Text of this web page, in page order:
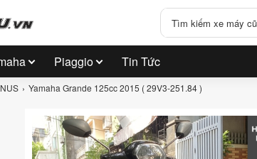
Piaggio Tin Tức
Yamaha Grande 125cc 2015 ( 29V3-251.84 )